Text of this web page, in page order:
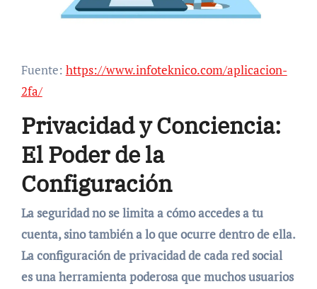
Fuente: https://www.infoteknico.com/aplicacion-
2fa/
Privacidad y Conciencia:
El Poder de la
Configuración
La seguridad no se limita a cómo accedes a tu
cuenta, sino también a lo que ocurre dentro de ella.
La configuración de privacidad de cada red social
es una herramienta poderosa que muchos usuarios